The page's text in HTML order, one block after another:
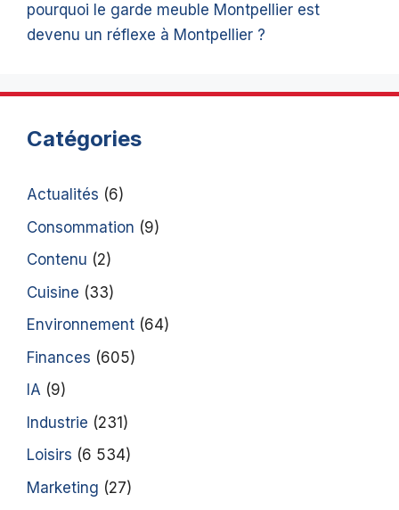
pourquoi le garde meuble Montpellier est
devenu un réflexe à Montpellier ?
Catégories
Actualités (6)
Consommation (9)
Contenu (2)
Cuisine (33)
Environnement (64)
Finances (605)
IA (9)
Industrie (231)
Loisirs (6 534)
Marketing (27)